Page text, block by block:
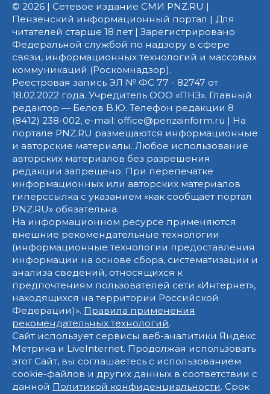
© 2026 | Сетевое издание СМИ PNZ.RU |
Пензенский информационный портал | Для
читателей старше 18 лет | Зарегистрировано
Федеральной службой по надзору в сфере
связи, информационных технологий и массовых
коммуникаций (Роскомнадзор).
Реестровая запись ЭЛ № ФС 77 - 82747 от
18.02.2022 года. Учредитель ООО «ПНЗ». Главный
редактор — Белов В.Ю. Телефон редакции 8
(8412) 238-002, e-mail: office@penzainform.ru | На
портале PNZ.RU размещаются информационные
и авторские материалы. Любое использование
авторских материалов без разрешения
редакции запрещено. При перепечатке
информационных или авторских материалов
гиперссылка с указанием «как сообщает портал
PNZ.RU» обязательна.
На информационном ресурсе применяются
внешние рекомендательные технологии
(информационные технологии предоставления
информации на основе сбора, систематизации и
анализа сведений, относящихся к
предпочтениям пользователей сети «Интернет»,
находящихся на территории Российской
Федерации)». Правила применения
рекомендательных технологий.
Сайт использует сервисы веб-аналитики Яндекс
Метрика и LiveInternet. Продолжая использовать
этот Сайт, вы соглашаетесь с использованием
cookie-файлов и других данных в соответствии с
данной Политикой конфиденциальности. Срок